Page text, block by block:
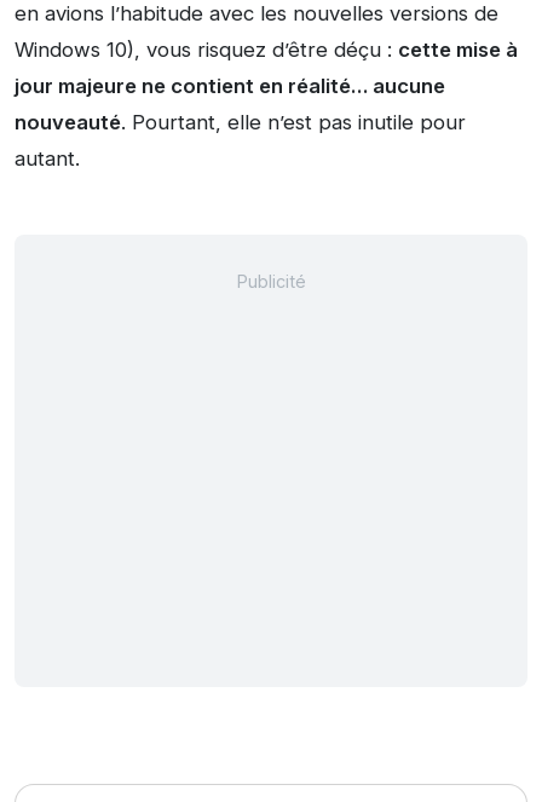
en avions l’habitude avec les nouvelles versions de
Windows 10), vous risquez d’être déçu : cette mise à
jour majeure ne contient en réalité… aucune
nouveauté. Pourtant, elle n’est pas inutile pour
autant.